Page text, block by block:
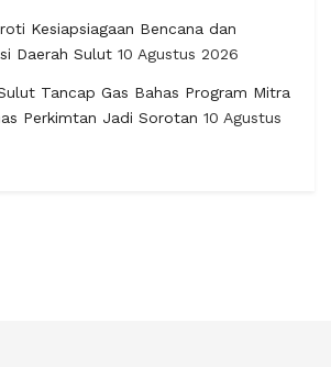
Kesiapsiagaan Bencana dan
Daerah Sulut 10 Agustus 2026
Tancap Gas Bahas Program Mitra
Perkimtan Jadi Sorotan 10 Agustus